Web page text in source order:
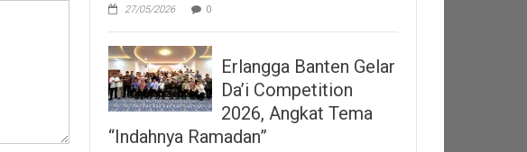
27/05/2026 0
Erlangga Banten Gelar
Da’i Competition
2026, Angkat Tema
“Indahnya Ramadan”